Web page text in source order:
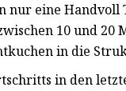
nur eine Handvoll
10 und
in die
in den